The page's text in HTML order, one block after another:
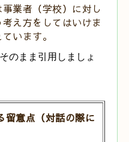
事業者（学校）に対し
え方をしてはいけま
います。
のまま引用しましょ
留意点（対話の際に